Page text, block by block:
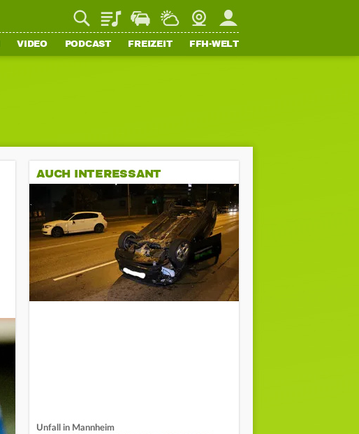
PlaylistStaupilotWetterWebcamMein FFH
VIDEO PODCAST FREIZEIT FFH-WELT
AUCH INTERESSANT
Unfall in Mannheim